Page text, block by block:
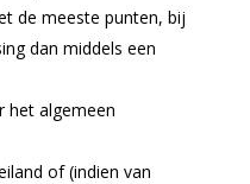
de meeste punten, bij
dan middels een
het algemeen
of (indien van